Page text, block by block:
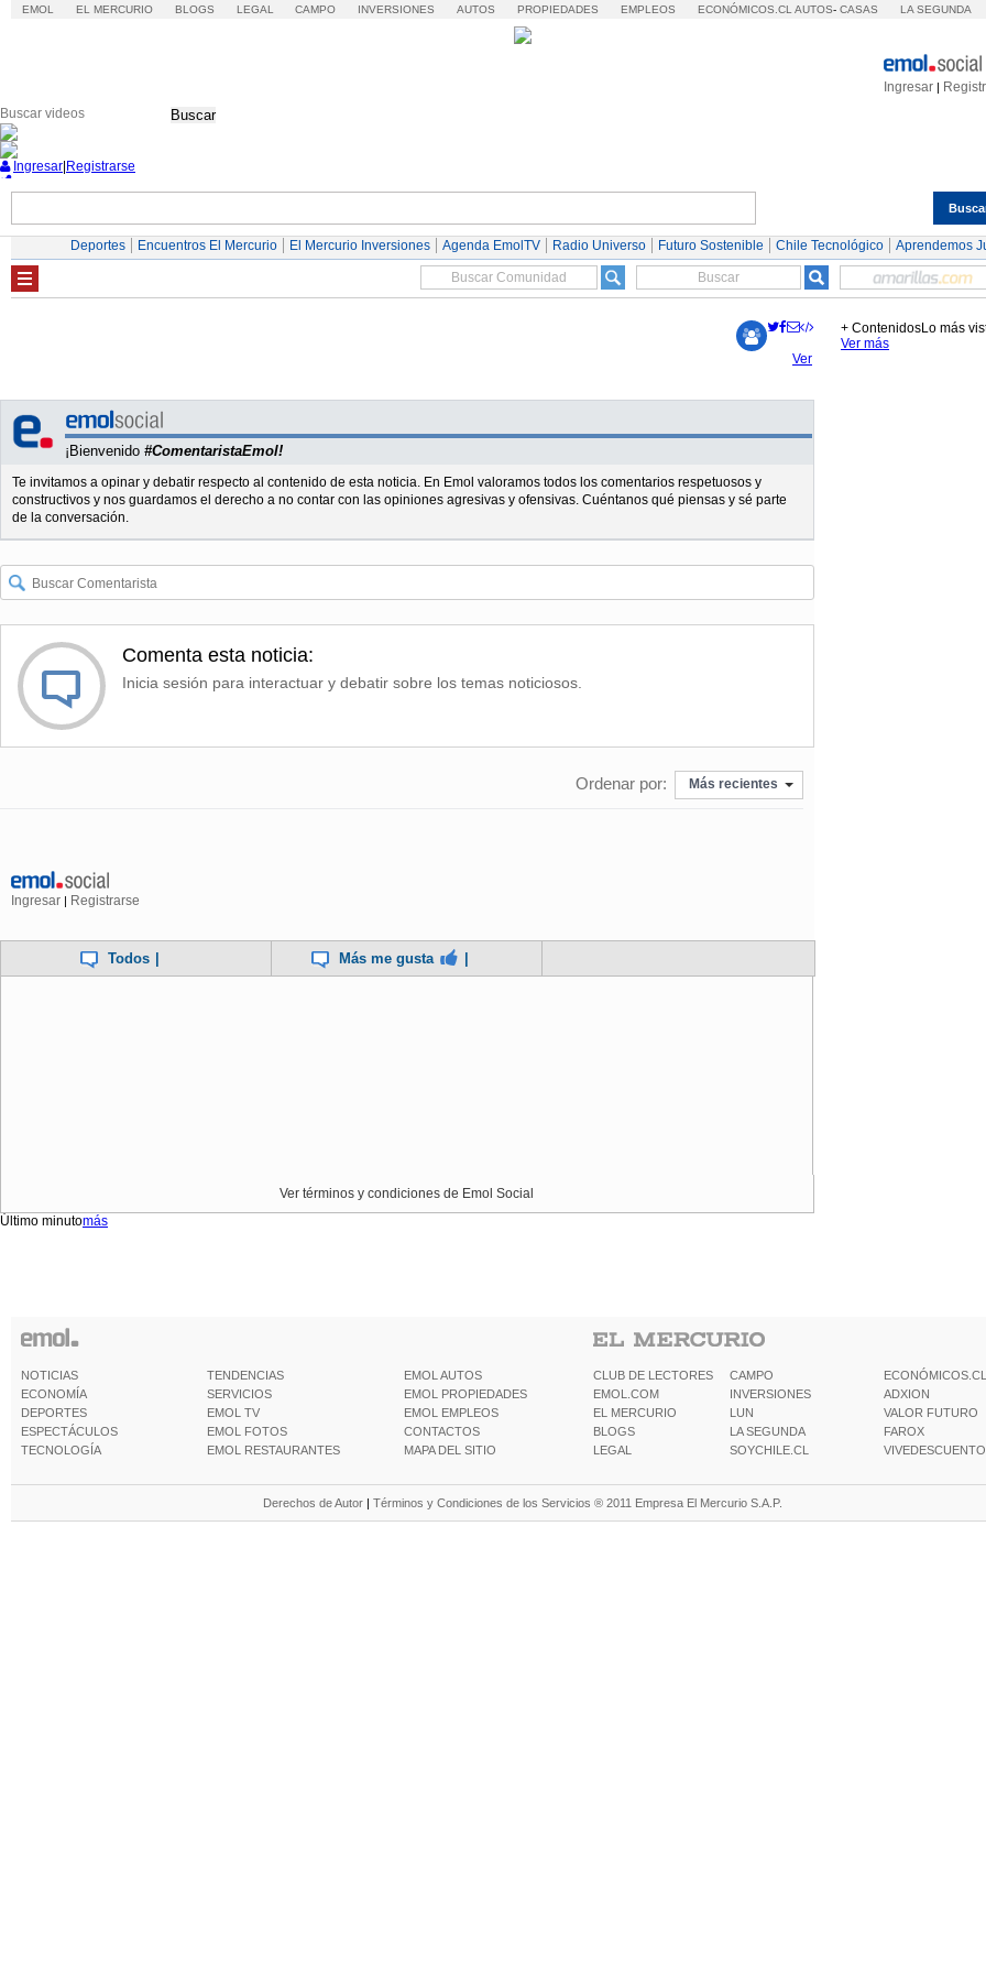
EMOL EL MERCURIO BLOGS LEGAL CAMPO INVERSIONES AUTOS PROPIEDADES EMPLEOS ECONÓMICOS.CL AUTOS- CASAS LA SEGUNDA
Ingresar |
Buscar
Ingresar Registrarse
Deportes Encuentros El Mercurio El Mercurio Inversiones Agenda EmolTV Radio Universo Futuro Sostenible Chile Tecnológico Aprendemos
¡Bienvenido #ComentaristaEmol!
Te invitamos a opinar y debatir respecto al contenido de esta noticia. En Emol valoramos todos los comentarios respetuosos y
constructivos y nos guardamos el derecho a no contar con las opiniones agresivas y ofensivas. Cuéntanos qué piensas y sé parte
de la conversación.
Comenta esta noticia:
Inicia sesión para interactuar y debatir sobre los temas noticiosos.
Ordenar por: Más recientes
Ingresar | Registrarse
Todos | Más me gusta |
Ver términos y condiciones de Emol Social
Último minuto
Ver
más
Lo más
+ Contenidos
Ver más
NOTICIAS
ECONOMÍA
DEPORTES
ESPECTÁCULOS
TECNOLOGÍA
TENDENCIAS
SERVICIOS
EMOL TV
EMOL FOTOS
EMOL RESTAURANTES
EMOL AUTOS
EMOL PROPIEDADES
EMOL EMPLEOS
CONTACTOS
MAPA DEL SITIO
CLUB DE LECTORES
EMOL.COM
EL MERCURIO
BLOGS
LEGAL
CAMPO
INVERSIONES
LUN
LA SEGUNDA
SOYCHILE.CL
ECONÓMICOS.CL
ADXION
VALOR FUTURO
FAROX
Derechos de Autor | Términos y Condiciones de los Servicios ® 2011 Empresa El Mercurio S.A.P.